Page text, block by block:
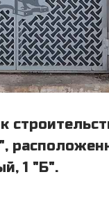
1 "Б".